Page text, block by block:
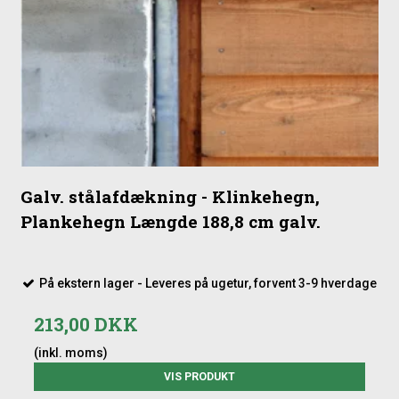
betonhegnsfag:
Betonbundplader
Stålafdækning til placering i toppen af hegnet
Vi har gjort det let for dig at finde disse produkter, da de
ligger under relaterede produkter herunder.
Galv. stålafdækning - Klinkehegn,
Plankehegn Længde 188,8 cm galv.
På ekstern lager - Leveres på ugetur, forvent 3-9 hverdage
213,00 DKK
(inkl. moms)
VIS PRODUKT